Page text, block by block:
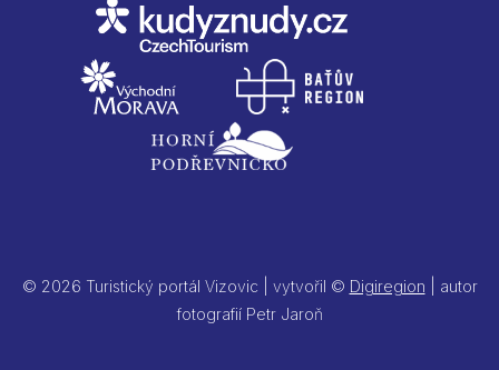
© 2026 Turistický portál Vizovic | vytvořil © Digiregion | autor
fotografií Petr Jaroň